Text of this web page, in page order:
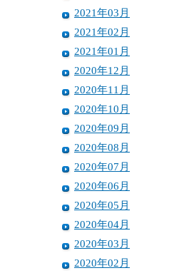
2021年03月
2021年02月
2021年01月
2020年12月
2020年11月
2020年10月
2020年09月
2020年08月
2020年07月
2020年06月
2020年05月
2020年04月
2020年03月
2020年02月